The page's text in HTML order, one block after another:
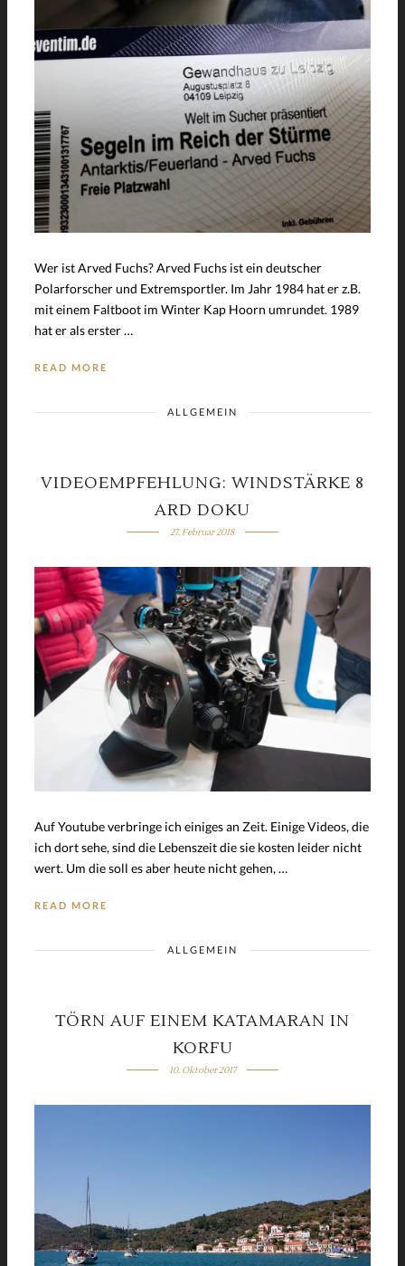
Wer ist Arved Fuchs? Arved Fuchs ist ein deutscher
Polarforscher und Extremsportler. Im Jahr 1984 hat er z.B.
mit einem Faltboot im Winter Kap Hoorn umrundet. 1989
hat er als erster …
READ MORE
ALLGEMEIN
VIDEOEMPFEHLUNG: WINDSTÄRKE 8
ARD DOKU
27. Februar 2018
Auf Youtube verbringe ich einiges an Zeit. Einige Videos, die
ich dort sehe, sind die Lebenszeit die sie kosten leider nicht
wert. Um die soll es aber heute nicht gehen, …
READ MORE
ALLGEMEIN
TÖRN AUF EINEM KATAMARAN IN
KORFU
10. Oktober 2017